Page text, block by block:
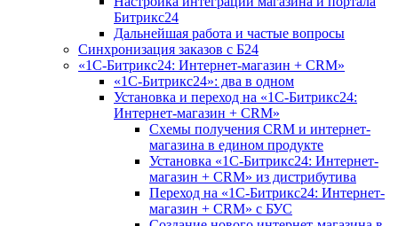
Битрикс24
Дальнейшая работа и частые вопросы
Синхронизация заказов с Б24
«1С-Битрикс24: Интернет-магазин + CRM»
«1С-Битрикс24»: два в одном
Установка и переход на «1С-Битрикс24:
Интернет-магазин + CRM»
Схемы получения CRM и интернет-
магазина в едином продукте
Установка «1С-Битрикс24: Интернет-
магазин + CRM» из дистрибутива
Переход на «1С-Битрикс24: Интернет-
магазин + CRM» с БУС